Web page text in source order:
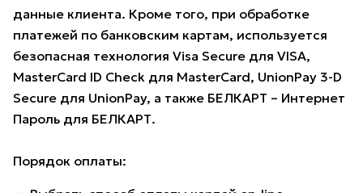
данные клиента. Кроме того, при обработке
платежей по банковским картам, используется
безопасная технология Visa Secure для VISA,
MasterCard ID Check для MasterCard, UnionPay 3-D
Secure для UnionPay, а также БЕЛКАРТ – Интернет
Пароль для БЕЛКАРТ.
Порядок оплаты: